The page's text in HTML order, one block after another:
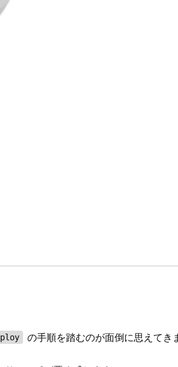
の手順を踏むのが面倒に思えてき